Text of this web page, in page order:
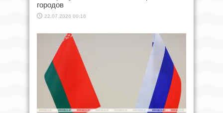
городов
22.07.2026 00:16